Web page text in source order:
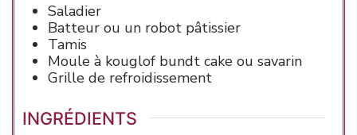
Saladier
Batteur ou un robot pâtissier
Tamis
Moule à kouglof bundt cake ou savarin
Grille de refroidissement
INGRÉDIENTS